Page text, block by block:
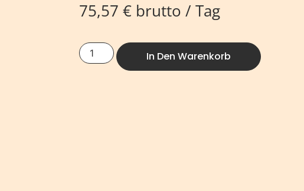
75,57€ brutto / Tag
In Den Warenkorb